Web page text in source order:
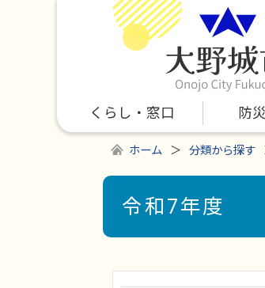
くらし・窓口 防
ホーム 分類から探す
令和7年度